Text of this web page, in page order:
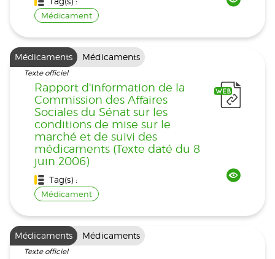
Médicament
Médicaments Médicaments
Texte officiel
Rapport d'information de la
Commission des Affaires
Sociales du Sénat sur les
conditions de mise sur le
marché et de suivi des
médicaments (Texte daté du 8
juin 2006)
Tag(s) :
Médicament
Médicaments Médicaments
Texte officiel